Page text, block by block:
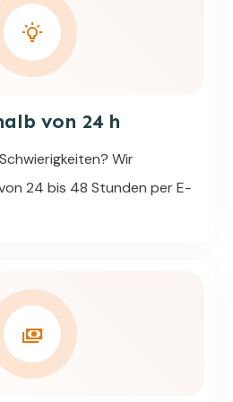
von 24 h
Wir
24 bis 48 Stunden per E-